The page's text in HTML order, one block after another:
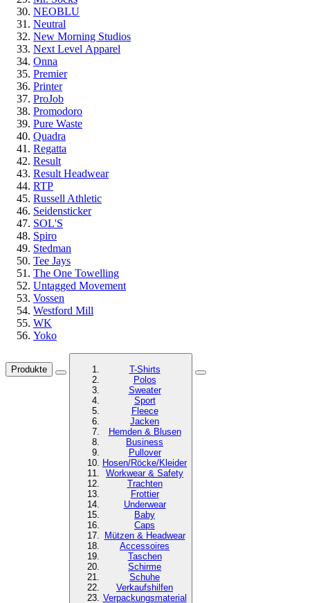
NEOBLU
Neutral
New Morning Studios
Next Level Apparel
Onna
Premier
Printer
ProJob
Promodoro
Pure Waste
Quadra
Regatta
Result
Result Headwear
RTP
Russell Athletic
Seidensticker
SOL'S
Spiro
Stedman
Tee Jays
The One Towelling
Untagged Movement
Vossen
Westford Mill
WK
Yoko
Produkte
T-Shirts
Polos
Sweater
Sport
Fleece
Jacken
Hemden & Blusen
Business
Pullover
Hosen/Röcke/Kleider
Workwear & Safety
Trachten
Frottier
Underwear
Baby
Caps
Mützen & Headwear
Accessoires
Taschen
Schirme
Schuhe
Verkaufshilfen
Verpackungsmaterial